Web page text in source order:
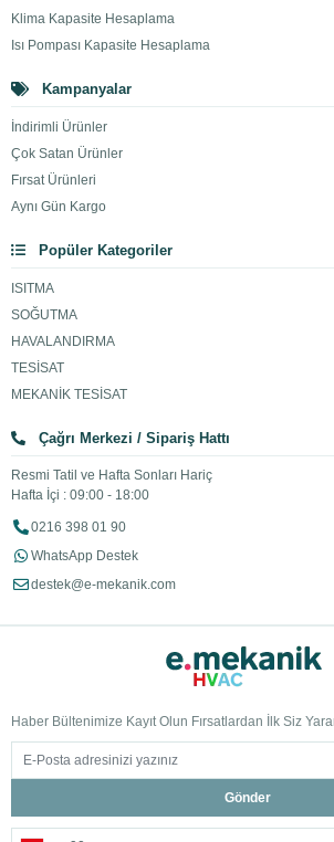
Klima Kapasite Hesaplama
Isı Pompası Kapasite Hesaplama
Kampanyalar
İndirimli Ürünler
Çok Satan Ürünler
Fırsat Ürünleri
Aynı Gün Kargo
Popüler Kategoriler
ISITMA
SOĞUTMA
HAVALANDIRMA
TESİSAT
MEKANİK TESİSAT
Çağrı Merkezi / Sipariş Hattı
Resmi Tatil ve Hafta Sonları Hariç
Hafta İçi : 09:00 - 18:00
0216 398 01 90
WhatsApp Destek
destek@e-mekanik.com
Haber Bültenimize Kayıt Olun Fırsatlardan İlk Siz
Gönder